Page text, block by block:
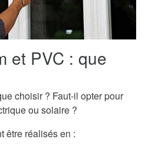
et PVC : que
choisir ? Faut-il opter pour
ou solaire ?
être réalisés en :